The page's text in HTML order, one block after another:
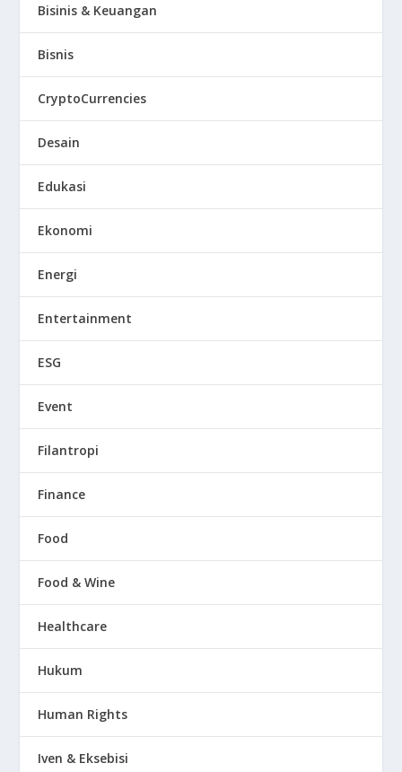
Bisinis & Keuangan
Bisnis
CryptoCurrencies
Desain
Edukasi
Ekonomi
Energi
Entertainment
ESG
Event
Filantropi
Finance
Food
Food & Wine
Healthcare
Hukum
Human Rights
Iven & Eksebisi